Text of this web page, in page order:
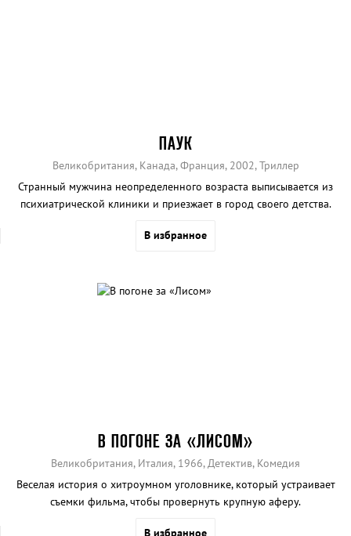
ПАУК
Великобритания, Канада, Франция, 2002, Триллер
Странный мужчина неопределенного возраста выписывается из
психиатрической клиники и приезжает в город своего детства.
любовницы, а потом и вовсе ее убил. Так ли это было на самом
В избранное
В ПОГОНЕ ЗА «ЛИСОМ»
Великобритания, Италия, 1966, Детектив, Комедия
Веселая история о хитроумном уголовнике, который устраивает
съемки фильма, чтобы провернуть крупную аферу.
В избранное